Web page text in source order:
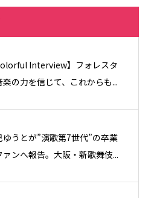
Interview】フォレスタ
楽の力を信じて、これからも...
ゆうとが”演歌第7世代”の卒業
ァンへ報告。大阪・新歌舞伎...